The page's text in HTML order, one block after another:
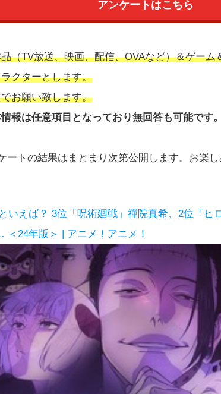
アンケートはこちら
（TV放送、映画、配信、OVAなど）＆ゲーム
クターとします。
お願い致します。
報は任意項目となっており無回答も可能です
ートの結果はまとまり次第公開します。お楽し
いえば？ 3位「呪術廻戦」禪院真希、2位「ヒ
24年版＞ | アニメ！アニメ！